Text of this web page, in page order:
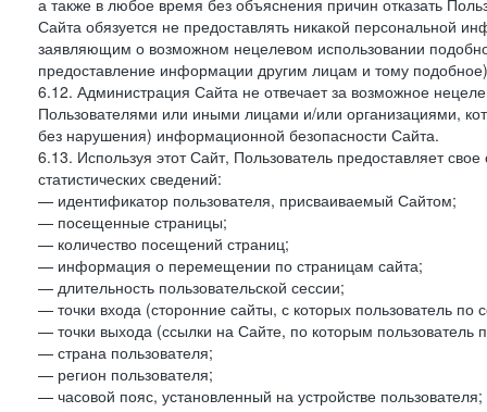
а также в любое время без объяснения причин отказать
Сайта обязуется не предоставлять никакой персональной
заявляющим о возможном нецелевом использовании
предоставление информации другим лицам и тому
6.12. Администрация Сайта не отвечает за возможное
Пользователями или иными лицами и/или организациями,
без нарушения) информационной безопасности Сайта.
6.13. Используя этот Сайт, Пользователь предоставляет
статистических сведений:
— идентификатор пользователя, присваиваемый Сайтом;
— посещенные страницы;
— количество посещений страниц;
— информация о перемещении по страницам сайта;
— длительность пользовательской сессии;
— точки входа (сторонние сайты, с которых пользователь по
— точки выхода (ссылки на Сайте, по которым пользователь
— страна пользователя;
— регион пользователя;
— часовой пояс, установленный на устройстве пользователя;